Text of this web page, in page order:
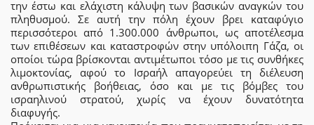
την έστω και ελάχιστη κάλυψη των βασικών αναγκών του
πληθυσμού. Σε αυτή την πόλη έχουν βρει καταφύγιο
περισσότεροι από 1.300.000 άνθρωποι, ως αποτέλεσμα
των επιθέσεων και καταστροφών στην υπόλοιπη Γάζα, οι
οποίοι τώρα βρίσκονται αντιμέτωποι τόσο με τις συνθήκες
λιμοκτονίας, αφού το Ισραήλ απαγορεύει τη διέλευση
ανθρωπιστικής βοήθειας, όσο και με τις βόμβες του
ισραηλινού στρατού, χωρίς να έχουν δυνατότητα
διαφυγής.